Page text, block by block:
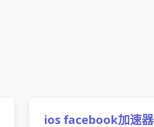
ios facebook加速器